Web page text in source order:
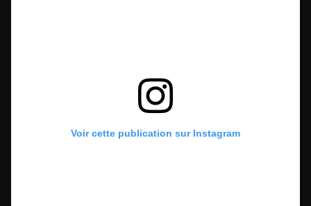
Voir cette publication sur Instagram